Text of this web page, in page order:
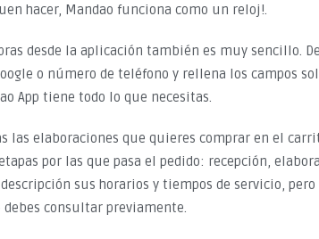
hacer, Mandao funciona como un reloj!.
desde la aplicación también es muy sencillo.
o número de teléfono y rellena los campos
App tiene todo lo que necesitas.
las elaboraciones que quieres comprar en el
por las que pasa el pedido: recepción,
sus horarios y tiempos de servicio,
debes consultar previamente.